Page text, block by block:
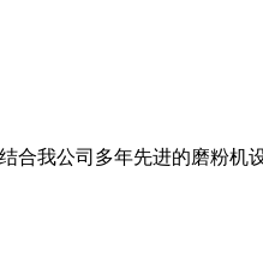
我公司多年先进的磨粉机